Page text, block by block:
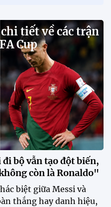
tiết về các trận
Cup
bộ vẫn tạo đột biến,
còn là Ronaldo"
biệt giữa Messi và
thắng hay danh hiệu,